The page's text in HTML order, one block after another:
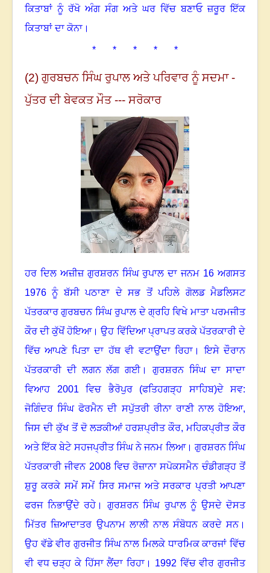
ਕਿਤਾਬਾਂ ਨੂੰ ਰੱਖੋ ਅੰਗ ਸੰਗ ਅਤੇ ਘਰ ਵਿੱਚ ਬਣਾਓ ਜ਼ਰੂਰ ਇੱਕ
ਕਿਤਾਬਾਂ ਦਾ ਕੋਨਾ ।
* * * * *
(2) ਗੁਰਬਚਨ ਸਿੰਘ ਰੁਪਾਲ ਅਤੇ ਪਰਿਵਾਰ ਨੂੰ ਸਦਮਾ -
ਪੁੱਤਰ ਦੀ ਬੇਵਕਤ ਮੌਤ --- ਸਰੋਕਾਰ
ਹਰ ਦਿਲ ਅਜ਼ੀਜ਼ ਗੁਰਸ਼ਰਨ ਸਿੰਘ ਰੁਪਾਲ ਦਾ ਜਨਮ 16 ਅਗਸਤ
1976 ਨੂੰ ਬੱਸੀ ਪਠਾਣਾ ਦੇ ਸਭ ਤੋਂ ਪਹਿਲੇ ਗੋਲਡ ਮੈਡਲਿਸਟ
ਪੱਤਰਕਾਰ ਗੁਰਬਚਨ ਸਿੰਘ ਰੁਪਾਲ ਦੇ ਗ੍ਰਹਿ ਵਿਖੇ ਮਾਤਾ ਪਰਮਜੀਤ
ਕੌਰ ਦੀ ਕੁੱਖੋਂ ਹੋਇਆ। ਉਹ ਵਿੱਦਿਆ ਪ੍ਰਾਪਤ ਕਰਕੇ ਪੱਤਰਕਾਰੀ ਦੇ
ਵਿੱਚ ਆਪਣੇ ਪਿਤਾ ਦਾ ਹੱਥ ਵੀ ਵਟਾਉਂਦਾ ਰਿਹਾ। ਇਸੇ ਦੌਰਾਨ
ਪੱਤਰਕਾਰੀ ਦੀ ਲਗਨ ਲੱਗ ਗਈ। ਗੁਰਸ਼ਰਨ ਸਿੰਘ ਦਾ ਸਾਦਾ
ਵਿਆਹ 2001 ਵਿਚ ਭੈਰੋਪੁਰ (ਫਤਿਹਗੜ੍ਹ ਸਾਹਿਬ)ਦੇ ਸਵ:
ਜੋਗਿੰਦਰ ਸਿੰਘ ਫੋਰਮੈਨ ਦੀ ਸਪੁੱਤਰੀ ਰੀਨਾ ਰਾਣੀ ਨਾਲ ਹੋਇਆ,
ਜਿਸ ਦੀ ਕੁੱਖ ਤੋਂ ਦੋ ਲੜਕੀਆਂ ਹਰਸ਼ਪ੍ਰੀਤ ਕੌਰ,ਮਹਿਕਪ੍ਰੀਤ ਕੌਰ
ਅਤੇ ਇੱਕ ਬੇਟੇ ਸਹਜਪ੍ਰੀਤ ਸਿੰਘ ਨੇ ਜਨਮ ਲਿਆ। ਗੁਰਸ਼ਰਨ ਸਿੰਘ
ਪੱਤਰਕਾਰੀ ਜੀਵਨ 2008 ਵਿਚ ਰੋਜ਼ਾਨਾ ਸਪੋਕਸਮੈਨ ਚੰਡੀਗੜ੍ਹ ਤੋਂ
ਸ਼ੁਰੂ ਕਰਕੇ ਸਮੇਂ ਸਮੇਂ ਸਿਰ ਸਮਾਜ ਅਤੇ ਸਰਕਾਰ ਪ੍ਰਤੀ ਆਪਣਾ
ਫਰਜ ਨਿਭਾਉਂਦੇ ਰਹੇ। ਗੁਰਸ਼ਰਨ ਸਿੰਘ ਰੁਪਾਲ ਨੂੰ ਉਸਦੇ ਦੋਸਤ
ਮਿੱਤਰ ਜ਼ਿਆਦਾਤਰ ਉਪਨਾਮ ਲਾਲੀ ਨਾਲ ਸੰਬੋਧਨ ਕਰਦੇ ਸਨ।
ਉਹ ਵੱਡੇ ਵੀਰ ਗੁਰਜੀਤ ਸਿੰਘ ਨਾਲ ਮਿਲਕੇ ਧਾਰਮਿਕ ਕਾਰਜਾਂ ਵਿੱਚ
ਵੀ ਵਧ ਚੜ੍ਹ ਕੇ ਹਿੱਸਾ ਲੈਂਦਾ ਰਿਹਾ। 1992 ਵਿੱਚ ਵੀਰ ਗੁਰਜੀਤ